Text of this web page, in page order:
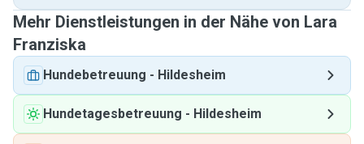
Mehr Dienstleistungen in der Nähe von Lara
Franziska
Hundebetreuung - Hildesheim
Hundetagesbetreuung - Hildesheim